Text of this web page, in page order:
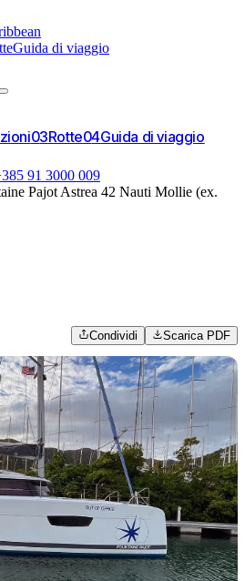
Guida di viaggio
03Rotte04Guida di viaggio
91 3000 009
Pajot Astrea 42 Nauti Mollie (ex.
Condividi Scarica PDF